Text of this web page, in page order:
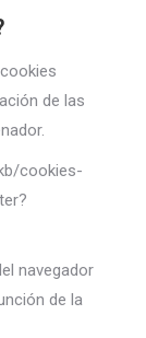
de las
cookies-
navegador
de la